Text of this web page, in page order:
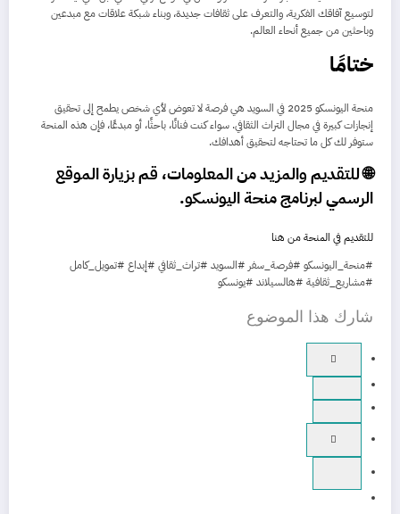
لتوسيع آفاقك الفكرية، والتعرف على ثقافات جديدة، وبناء شبكة علاقات مع مبدعين
وباحثين من جميع أنحاء العالم.
ختامًا
منحة اليونسكو 2025 في السويد هي فرصة لا تعوض لأي شخص يطمح إلى تحقيق
إنجازات كبيرة في مجال التراث الثقافي. سواء كنت فنانًا، باحثًا، أو مبدعًا، فإن هذه المنحة
ستوفر لك كل ما تحتاجه لتحقيق أهدافك.
🌐للتقديم والمزيد من المعلومات، قم بزيارةالموقع
الرسمي لبرنامج منحة اليونسكو.
للتقديم في المنحة من هنا
#منحة_اليونسكو #فرصة_سفر #السويد #تراث_ثقافي #إبداع #تمويل_كامل
#مشاريع_ثقافية #هالسيلاند #يونسكو
شارك هذا الموضوع